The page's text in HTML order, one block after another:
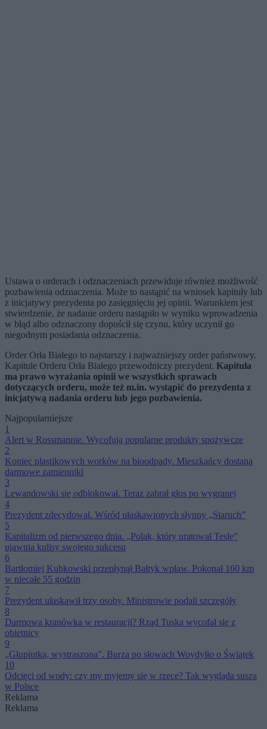
Ustawa o orderach i odznaczeniach przewiduje również możliwość
pozbawienia odznaczenia. Może to nastąpić na wniosek kapituły lub
z inicjatywy prezydenta po zasięgnięciu jej opinii. Warunkiem jest
stwierdzenie, że nadanie orderu nastąpiło w wyniku wprowadzenia
w błąd albo odznaczony dopuścił się czynu, który uczynił go
niegodnym posiadania odznaczenia.
Order Orła Białego to najstarszy i najważniejszy order państwowy.
Kapitule Orderu Orła Białego przewodniczy prezydent. Kapituła
ma prawo wyrażania opinii we wszystkich sprawach
dotyczących orderu, może też m.in. wystąpić do prezydenta z
inicjatywą nadania orderu lub jego pozbawienia.
Najpopularniejsze
1
Alert w Rossmannie. Wycofują popularne produkty spożywcze
2
Koniec plastikowych worków na bioodpady. Mieszkańcy dostaną
darmowe zamienniki
3
Lewandowski się odblokował. Teraz zabrał głos po wygranej
4
Prezydent zdecydował. Wśród ułaskawionych słynny „Staruch”
5
Kapitalizm od pierwszego dnia. „Polak, który uratował Teslę”
ujawnia kulisy swojego sukcesu
6
Bartłomiej Kubkowski przepłynął Bałtyk wpław. Pokonał 160 km
w niecałe 55 godzin
7
Prezydent ułaskawił trzy osoby. Ministrowie podali szczegóły
8
Darmowa kranówka w restauracji? Rząd Tuska wycofał się z
obietnicy
9
„Głupiutka, wystraszona”. Burza po słowach Woydyłło o Świątek
10
Odcięci od wody: czy my myjemy się w rzece? Tak wygląda susza
w Polsce
Reklama
Reklama